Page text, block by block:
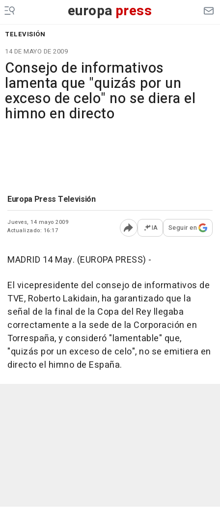
europa press
TELEVISIÓN
14 DE MAYO DE 2009
Consejo de informativos
lamenta que "quizás por un
exceso de celo" no se diera el
himno en directo
Europa Press Televisión
Jueves, 14 mayo 2009
Actualizado: 16:17
Abrir opciones para
IA Seguir en
MADRID 14 May. (EUROPA PRESS) -
El vicepresidente del consejo de informativos de
TVE, Roberto Lakidain, ha garantizado que la
señal de la final de la Copa del Rey llegaba
correctamente a la sede de la Corporación en
Torrespaña, y consideró "lamentable" que,
"quizás por un exceso de celo", no se emitiera en
directo el himno de España.